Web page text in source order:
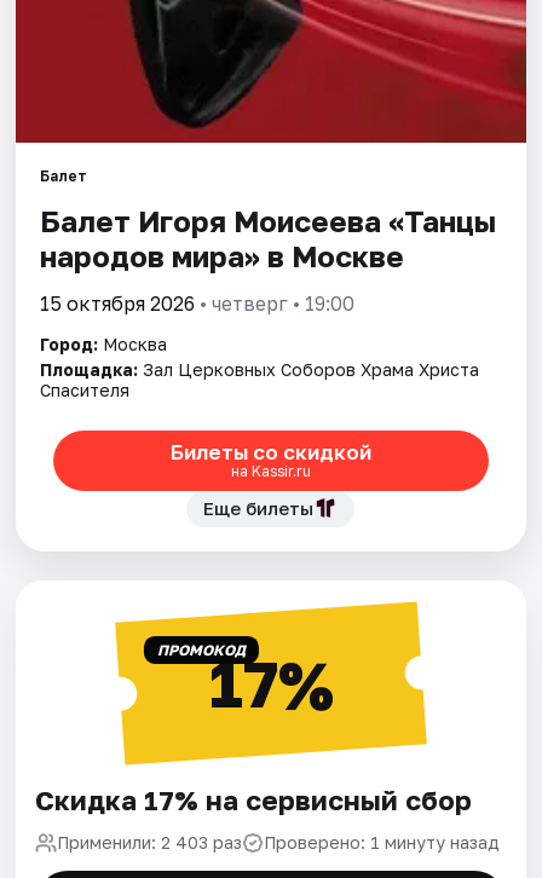
Балет
Балет Игоря Моисеева «Танцы
народов мира» в Москве
15 октября 2026 • четверг • 19:00
Город: Москва
Площадка: Зал Церковных Соборов Храма Христа
Спасителя
Билеты со скидкой
на Kassir.ru
Еще билеты
ПРОМОКОД17%
Скидка 17% на сервисный сбор
Применили: 2 403 раз Проверено: 1 минуту назад